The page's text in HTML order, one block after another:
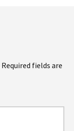
Required fields are